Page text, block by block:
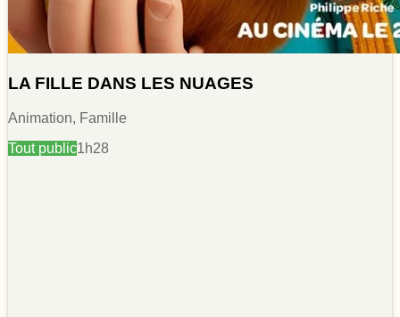
LA FILLE DANS LES NUAGES
Animation, Famille
Tout public1h28